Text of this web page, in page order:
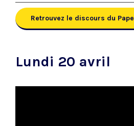
Retrouvez le discours du Pape
Lundi 20 avril